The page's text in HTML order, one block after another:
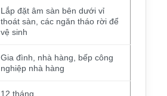
Lắp đặt âm sàn bên dưới vỉ
thoát sàn, các ngăn tháo rời để
vệ sinh
Gia đình, nhà hàng, bếp công
nghiệp nhà hàng
12 tháng